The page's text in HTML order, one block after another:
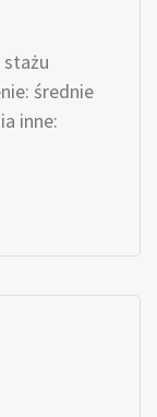
średnie
inne: